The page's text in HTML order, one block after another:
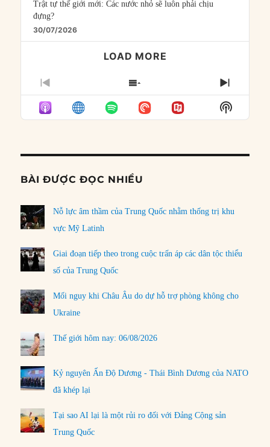
Trật tự thế giới mới: Các nước nhỏ sẽ luôn phải chịu
đựng?
30/07/2026
LOAD MORE
PREVIOUS
EPISODE
SHOW
EPISODES
LIST
NEXT
Show
Podcast
BÀI ĐƯỢC ĐỌC NHIỀU
Nỗ lực âm thầm của Trung Quốc nhằm thống trị khu
vực Mỹ Latinh
Giai đoạn tiếp theo trong cuộc trấn áp các dân tộc thiểu
số của Trung Quốc
Mối nguy khi Châu Âu do dự hỗ trợ phòng không cho
Ukraine
Thế giới hôm nay: 06/08/2026
Kỷ nguyên Ấn Độ Dương - Thái Bình Dương của NATO
đã khép lại
Tại sao AI lại là một rủi ro đối với Đảng Cộng sản
Trung Quốc